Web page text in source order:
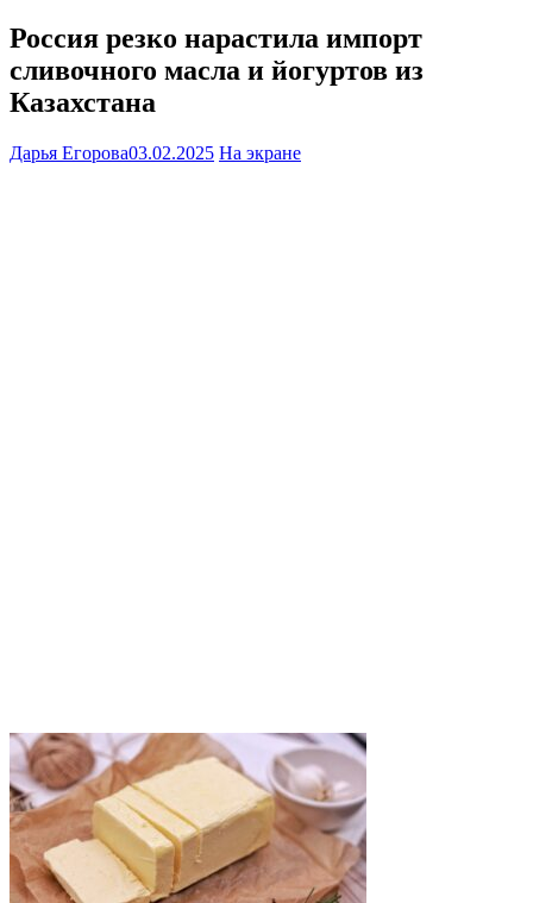
Россия резко нарастила импорт
сливочного масла и йогуртов из
Казахстана
Дарья Егорова03.02.2025 На экране